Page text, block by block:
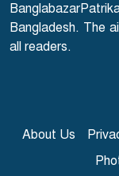
৮
Bangladesh. The
all readers.
About Us